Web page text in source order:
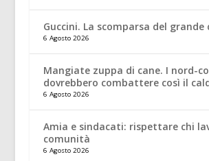
Guccini. La scomparsa del
6 Agosto 2026
Mangiate zuppa di cane. I nord-
dovrebbero combattere così il
6 Agosto 2026
Amia e sindacati: rispettare chi
comunità
6 Agosto 2026